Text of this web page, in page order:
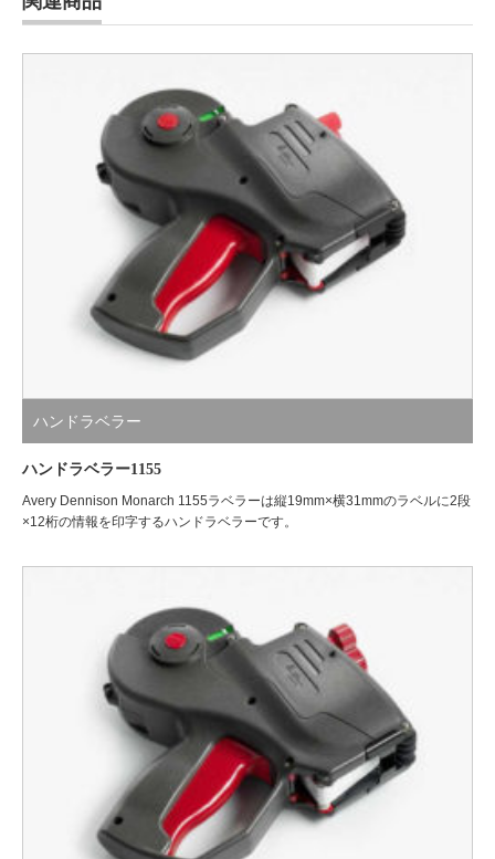
ハンドラベラー
ハンドラベラー1155
Avery Dennison Monarch 1155ラベラーは縦19mm×横31mmのラベルに2段
×12桁の情報を印字するハンドラベラーです。